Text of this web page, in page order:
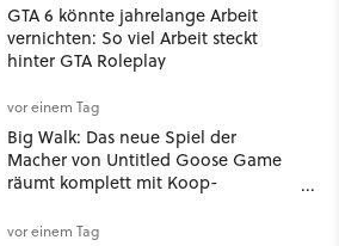
GTA 6 könnte jahrelange Arbeit
vernichten: So viel Arbeit steckt
hinter GTA Roleplay
vor einem Tag
Big Walk: Das neue Spiel der
Macher von Untitled Goose Game
räumt komplett mit Koop-
vor einem Tag